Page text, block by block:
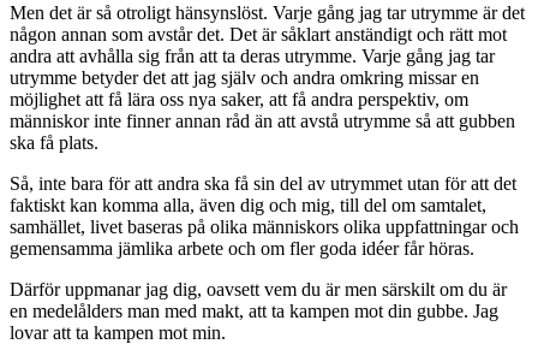
Men det är så otroligt hänsynslöst. Varje gång jag tar utrymme är det
någon annan som avstår det. Det är såklart anständigt och rätt mot
andra att avhålla sig från att ta deras utrymme. Varje gång jag tar
utrymme betyder det att jag själv och andra omkring missar en
möjlighet att få lära oss nya saker, att få andra perspektiv, om
människor inte finner annan råd än att avstå utrymme så att gubben
ska få plats.
Så, inte bara för att andra ska få sin del av utrymmet utan för att det
faktiskt kan komma alla, även dig och mig, till del om samtalet,
samhället, livet baseras på olika människors olika uppfattningar och
gemensamma jämlika arbete och om fler goda idéer får höras.
Därför uppmanar jag dig, oavsett vem du är men särskilt om du är
en medelålders man med makt, att ta kampen mot din gubbe. Jag
lovar att ta kampen mot min.